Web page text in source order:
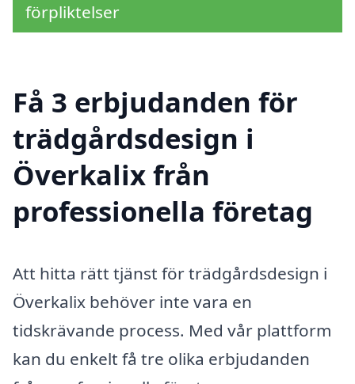
förpliktelser
Få 3 erbjudanden för
trädgårdsdesign i
Överkalix från
professionella företag
Att hitta rätt tjänst för trädgårdsdesign i
Överkalix behöver inte vara en
tidskrävande process. Med vår plattform
kan du enkelt få tre olika erbjudanden